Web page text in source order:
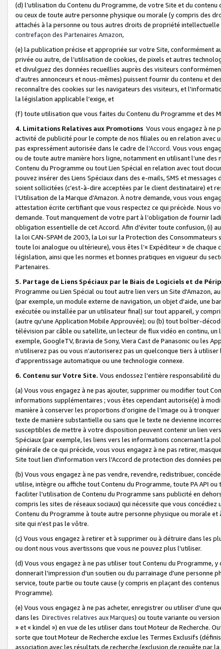
(d) l’utilisation du Contenu du Programme, de votre Site et du
ou ceux de toute autre personne physique ou morale (y compris des
attachés à la personne ou tous autres droits de propriété
contrefaçon des Partenaires Amazon,
(e) la publication précise et appropriée sur votre Site, conformément
privée ou autre, de l’utilisation de cookies, de pixels et autres
et divulguez des données recueillies auprès des visiteurs
d’autres annonceurs et nous-mêmes) puissent fournir du contenu et
reconnaître des cookies sur les navigateurs des visiteurs, et
la législation applicable l'exige, et
(f) toute utilisation que vous faites du Contenu du Programme et des
4. Limitations Relatives aux Promotions Vous vous engagez à ne
activité de publicité pour le compte de nos filiales ou en relation avec
pas expressément autorisée dans le cadre de l’Accord. Vous vous
ou de toute autre manière hors ligne, notamment en utilisant l’une
Contenu du Programme ou tout Lien Spécial en relation avec tout
pouvez insérer des Liens Spéciaux dans des e-mails, SMS et
soient sollicitées (c’est-à-dire acceptées par le client destinataire) et
l’Utilisation de la Marque d’Amazon. À notre demande, vous vous
attestation écrite certifiant que vous respectez ce qui précède. Nous
demande. Tout manquement de votre part à l’obligation de fournir
obligation essentielle de cet Accord. Afin d’éviter toute confusion, (i)
la loi CAN-SPAM de 2003, la Loi sur la Protection des
toute loi analogue ou ultérieure), vous êtes l’« Expéditeur » de
législation, ainsi que les normes et bonnes pratiques en vigueur du
Partenaires.
5. Partage de Liens Spéciaux par le Biais de Logiciels et de
Programme ou Lien Spécial ou tout autre lien vers un Site d'Amazon,
(par exemple, un module externe de navigation, un objet d'aide, une
exécutée ou installée par un utilisateur final) sur tout appareil, y
(autre qu'une Application Mobile Approuvée); ou (b) tout boîtier-
télévision par câble ou satellite, un lecteur de flux vidéo en continu,
exemple, GoogleTV, Bravia de Sony, Viera Cast de Panasonic ou les
n’utiliserez pas ou vous n’autoriserez pas un quelconque tiers à
d'apprentissage automatique ou une technologie connexe.
6. Contenu sur Votre Site. Vous endossez l'entière responsabilité
(a) Vous vous engagez à ne pas ajouter, supprimer ou modifier tout
informations supplémentaires ; vous êtes cependant autorisé(e) à
manière à conserver les proportions d’origine de l’image ou à
texte de manière substantielle ou sans que le texte ne devienne
susceptibles de mettre à votre disposition peuvent contenir un lien
Spéciaux (par exemple, les liens vers les informations concernant la
générale de ce qui précède, vous vous engagez à ne pas retirer,
Site tout lien d'information vers l'Accord de protection des données
(b) Vous vous engagez à ne pas vendre, revendre, redistribuer,
utilise, intègre ou affiche tout Contenu du Programme, toute PA API
faciliter l'utilisation de Contenu du Programme sans publicité en
compris les sites de réseaux sociaux) qui nécessite que vous
Contenu du Programme à toute autre personne physique ou morale
site qui n'est pas le vôtre.
(c) Vous vous engagez à retirer et à supprimer ou à détruire dans les
ou dont nous vous avertissons que vous ne pouvez plus l'utiliser.
(d) Vous vous engagez à ne pas utiliser tout Contenu du Programme,
donnerait l'impression d'un soutien ou du parrainage d'une personne
service, toute partie ou toute cause (y compris en plaçant des
Programme).
(e) Vous vous engagez à ne pas acheter, enregistrer ou utiliser d’une
dans les Directives relatives aux Marques) ou toute variante ou
» et « kindel ») en vue de les utiliser dans tout Moteur de Recherche.
sorte que tout Moteur de Recherche exclue les Termes Exclusifs
association avec les résultats de recherche (exclusion de requête